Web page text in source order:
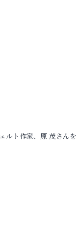
ルト作家、原 茂さん